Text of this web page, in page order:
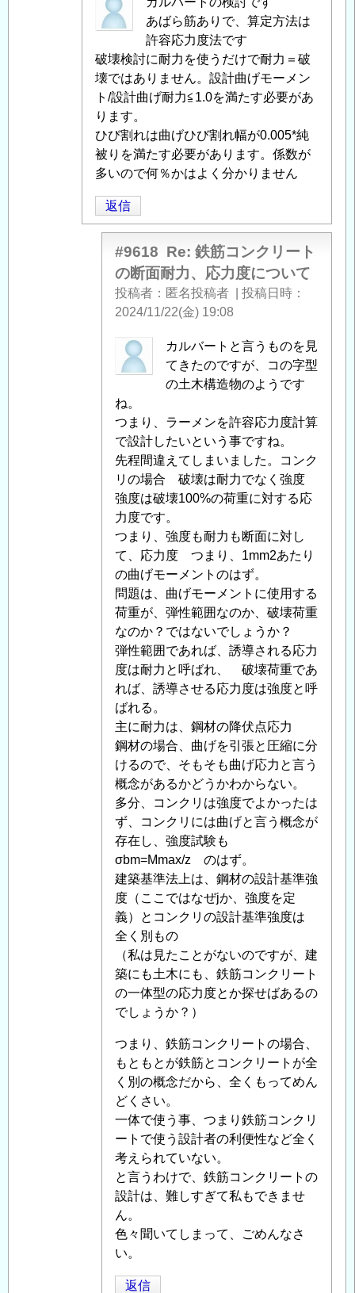
名
稿
者
に
よ
る
「 Re:
鉄
コ
ン
力、
」
あばら筋ありで、算定方法は
許容応力度法です
破壊検討に耐力を使うだけで耐力＝破
壊ではありません。設計曲げモーメン
ト/設計曲げ耐力≦1.0を満たす必要があ
ります。
ひび割れは曲げひび割れ幅が0.005*純
被りを満たす必要があります。係数が
多いので何％かはよく分かりません
返信
#9618 Re: 鉄筋コンクリート
の断面耐力、応力度について
投稿者 匿名投稿者
投稿日時
2024/11/22(金) 19:08
匿
名
稿
者
に
よ
る
「Re:
鉄
筋
コ
ン
ク
リ
ー
ト
の
断
面
耐
力、
応
力
度
に
つ
い
て」
へ
の
返
信
カルバートと言うものを見
てきたのですが、コの字型
の土木構造物のようです
ね。
つまり、ラーメンを許容応力度計算
で設計したいという事ですね。
先程間違えてしまいました。コンク
リの場合 破壊は耐力でなく強度
強度は破壊100%の荷重に対する応
力度です。
つまり、強度も耐力も断面に対し
て、応力度 つまり、1mm2あたり
の曲げモーメントのはず。
問題は、曲げモーメントに使用する
荷重が、弾性範囲なのか、破壊荷重
なのか？ではないでしょうか？
弾性範囲であれば、誘導される応力
度は耐力と呼ばれ、 破壊荷重であ
れば、誘導させる応力度は強度と呼
ばれる。
主に耐力は、鋼材の降伏点応力
鋼材の場合、曲げを引張と圧縮に分
けるので、そもそも曲げ応力と言う
概念があるかどうかわからない。
多分、コンクリは強度でよかったは
ず、コンクリには曲げと言う概念が
存在し、強度試験も
σbm=Mmax/z のはず。
建築基準法上は、鋼材の設計基準強
度（ここではなぜjか、強度を定
義）とコンクリの設計基準強度は
全く別もの
（私は見たことがないのですが、建
築にも土木にも、鉄筋コンクリート
の一体型の応力度とか探せばあるの
でしょうか？）
つまり、鉄筋コンクリートの場合、
もともとが鉄筋とコンクリートが全
く別の概念だから、全くもってめん
どくさい。
一体で使う事、つまり鉄筋コンクリ
ートで使う設計者の利便性など全く
考えられていない。
と言うわけで、鉄筋コンクリートの
設計は、難しすぎて私もできませ
ん。
色々聞いてしまって、ごめんなさ
い。
返信